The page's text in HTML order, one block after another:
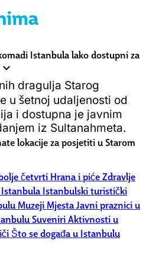
Istanbula lako dostupni za
expand_more
dragulja Starog
u šetnoj udaljenosti od
i dostupna je javnim
iz Sultanahmeta.
lokacije za posjetiti u Starom
četvrti Hrana i pićeZdravlje
Istanbulski turistički
Muzeji MjestaJavni praznici u
SuveniriAktivnosti u
Što se događa u Istanbulu